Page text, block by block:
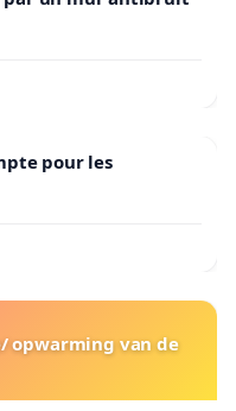
pour les
opwarming van de